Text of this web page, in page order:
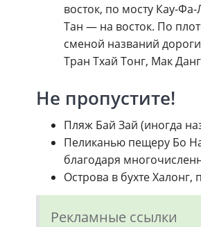
восток, по мосту Кау-
Тан — на восток. По
сменой названий
Тран Тхай Тонг, Мак
Не пропустите!
Пляж Бай Зай (иногда
Пеликанью пещеру Бо
благодаря
Острова в бухте Халонг,
Рекламные ссылки